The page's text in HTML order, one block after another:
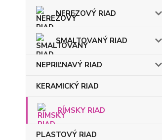
NEREZOVÝ RIAD
SMALTOVANÝ RIAD
NEPRIĽNAVÝ RIAD
KERAMICKÝ RIAD
RÍMSKY RIAD
PLASTOVÝ RIAD